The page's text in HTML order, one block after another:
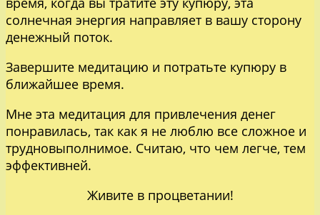
солнечная энергия направляет в вашу сторону
денежный поток.
Завершите медитацию и потратьте купюру в
ближайшее время.
Мне эта медитация для привлечения денег
понравилась, так как я не люблю все сложное и
трудновыполнимое. Считаю, что чем легче, тем
эффективней.
Живите в процветании!